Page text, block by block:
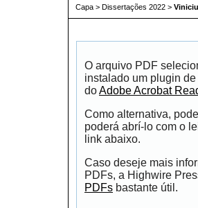
Capa > Dissertações 2022 >
O arquivo PDF
instalado um plugin
doAdobe Acrobat
Como alternativa,
poderá abrí-lo com o
link abaixo.
Caso deseje mais
PDFs, a Highwire
PDFs bastante útil.